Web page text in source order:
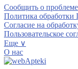
Сообщить о проблеме
Политика
Согласие на
Пользовательское
Еще ∨
О нас